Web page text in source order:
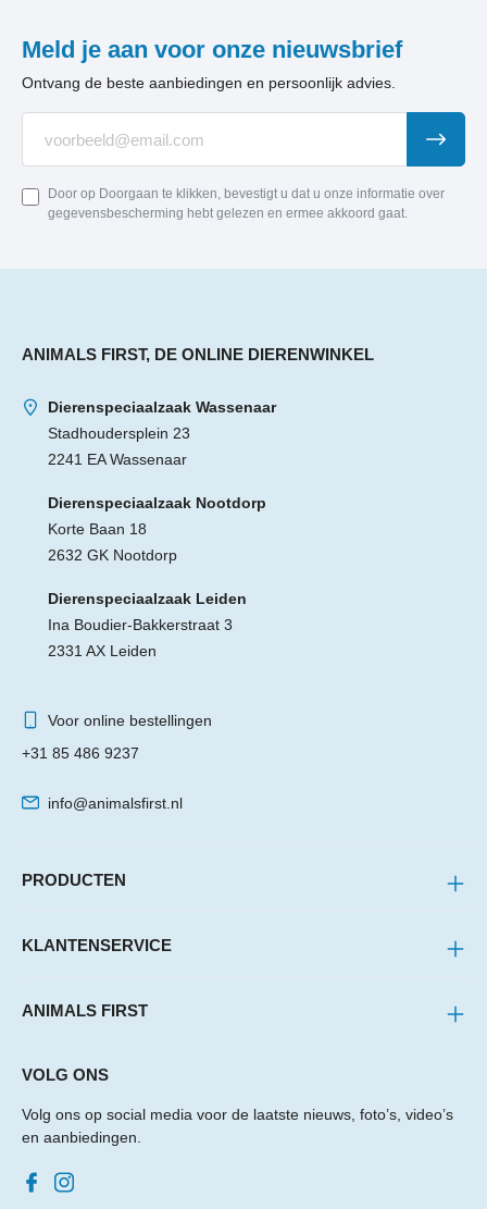
Meld je aan voor onze nieuwsbrief
Ontvang de beste aanbiedingen en persoonlijk advies.
Door op Doorgaan te klikken, bevestigt u dat u onze informatie over
gegevensbescherming hebt gelezen en ermee akkoord gaat.
ANIMALS FIRST, DE ONLINE DIERENWINKEL
Dierenspeciaalzaak Wassenaar
Stadhoudersplein 23
2241 EA Wassenaar
Dierenspeciaalzaak Nootdorp
Korte Baan 18
2632 GK Nootdorp
Dierenspeciaalzaak Leiden
Ina Boudier-Bakkerstraat 3
2331 AX Leiden
Voor online bestellingen
+31 85 486 9237
info@animalsfirst.nl
PRODUCTEN
KLANTENSERVICE
ANIMALS FIRST
VOLG ONS
Volg ons op social media voor de laatste nieuws, foto’s, video’s
en aanbiedingen.